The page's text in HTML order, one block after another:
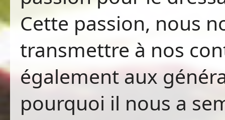
Cette passion, nous
transmettre à nos
également aux
pourquoi il nous a